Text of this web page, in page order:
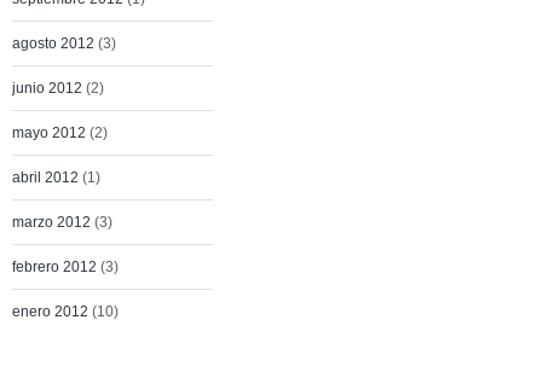
agosto 2012 (3)
junio 2012 (2)
mayo 2012 (2)
abril 2012 (1)
marzo 2012 (3)
febrero 2012 (3)
enero 2012 (10)